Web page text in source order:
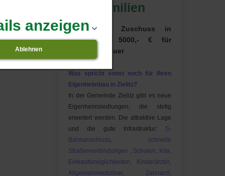
anzeigen
Ablehnen
Familien
Kommunaler Zuschuss in
Höhe von 5000,- € für
Eigenheimbauer
Was spricht sonst noch für Ihren
Eigenheimbau in Zielitz?
In der Gemeinde Zielitz gibt es neue
Eigenheimsiedlungen, die stetig
erweitert werden. Die attraktive Lage
und die gute Infrastruktur: S-
Bahnanschluss, schnelle
Straßenverbindungen , Schulen, Kita,
Einkaufsmöglichkeiten, Kinderärztin,
Allgemeinmediziner, Zahnarzt,